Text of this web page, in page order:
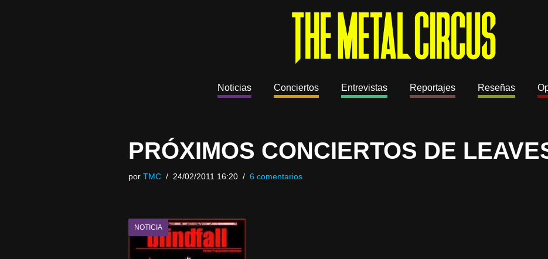
Noticias Conciertos Entrevistas Reportajes Reseñas
PRÓXIMOS CONCIERTOS DE
por TMC 24/02/2011 16:20 6 comentarios
NOTICIA